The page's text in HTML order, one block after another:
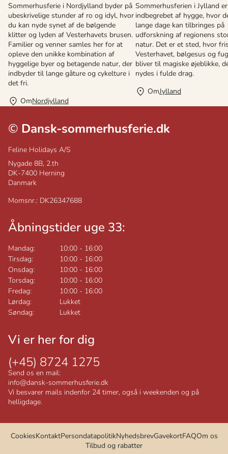
Sommerhusferie i Nordjylland byder på
ubeskrivelige stunder af ro og idyl, hvor
du kan nyde synet af de bølgende
klitter og lyden af Vesterhavets brusen.
Familier og venner samles her for at
opleve den unikke kombination af
hyggelige byer og betagende natur, der
indbyder til lange gåture og cykelture i
det fri.
OmNordjylland
Sommerhusferien i Jylland er
indbegrebet af hygge, hvor
lange dage kan tilbringes på
udforskning af regionens
natur. Det er et sted, hvor
Vesterhavet, bølgesus og
bliver til magiske øjeblikke,
nydes i fulde drag.
OmJylland
© Dansk-sommerhusferie.dk
Feline Holidays A/S
Nygade 8B, 2.th
DK-7400 Herning
Danmark
Momsnr.: DK26347688
Åbningstider uge 33:
Mandag: 10:00 - 16:00
Tirsdag:
10:00 - 16:00
Onsdag:
10:00 - 16:00
Torsdag:
10:00 - 16:00
Fredag:
10:00 - 16:00
Lørdag:
Lukket
Søndag:
Lukket
Vi er her for dig
(+45) 8724 1275
Send os en mail:
info@dansk-sommerhusferie.dk
Vi besvarer mails indenfor 24 timer, også i weekenden og på
helligdage.
CookiesKontaktPersondatapolitikNyhedsbrevGavekortFAQOm os
Tilbud og rabatter